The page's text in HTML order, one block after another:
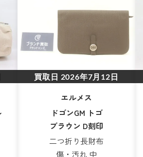
買取日 2026年7月12日
エルメス
ドゴンGM トゴ
ブラウン D刻印
二つ折り長財布
傷・汚れ 中